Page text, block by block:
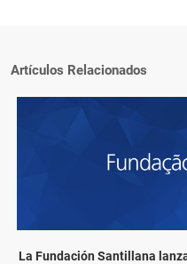
Artículos Relacionados
La Fundación Santillana